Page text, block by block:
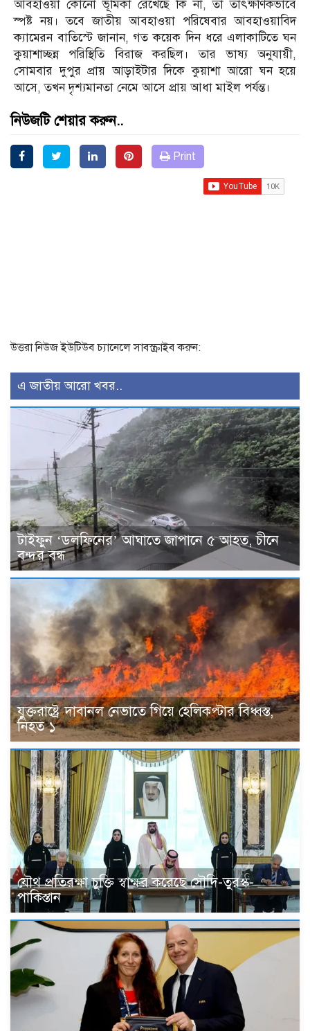
আবহাওয়া কোনো ভূমিকা রেখেছে কি না, তা তাৎক্ষণিকভাবে
স্পষ্ট নয়। তবে জাতীয় আবহাওয়া পরিষেবার আবহাওয়াবিদ
ক্যামেরন বাতিস্টে জানান, গত কয়েক দিন ধরে এলাকাটিতে ঘন
কুয়াশাচ্ছন্ন পরিস্থিতি বিরাজ করছিল। তার ভাষ্য অনুযায়ী,
সোমবার দুপুর প্রায় আড়াইটার দিকে কুয়াশা আরো ঘন হয়ে
আসে, তখন দৃশ্যমানতা নেমে আসে প্রায় আধা মাইল পর্যন্ত।
নিউজটি শেয়ার করুন..
Print
উত্তরা নিউজ ইউটিউব চ্যানেলে সাবস্ক্রাইব করুন:
এ জাতীয় আরো খবর..
টাইফুন ‘ডলফিনের’ আঘাতে জাপানে ৫ আহত, চীনে
বন্দর বন্ধ
যুক্তরাষ্ট্রে দাবানল নেভাতে গিয়ে হেলিকপ্টার বিধ্বস্ত,
নিহত ১
যৌথ প্রতিরক্ষা চুক্তি স্বাক্ষর করেছে সৌদি-তুরস্ক-
পাকিস্তান